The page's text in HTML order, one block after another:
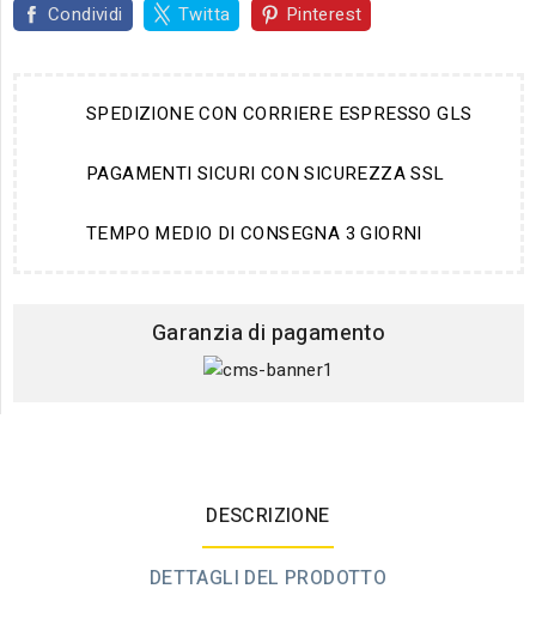
Condividi Twitta Pinterest
SPEDIZIONE CON CORRIERE ESPRESSO GLS
PAGAMENTI SICURI CON SICUREZZA SSL
TEMPO MEDIO DI CONSEGNA 3 GIORNI
Garanzia di pagamento
DESCRIZIONE
DETTAGLI DEL PRODOTTO